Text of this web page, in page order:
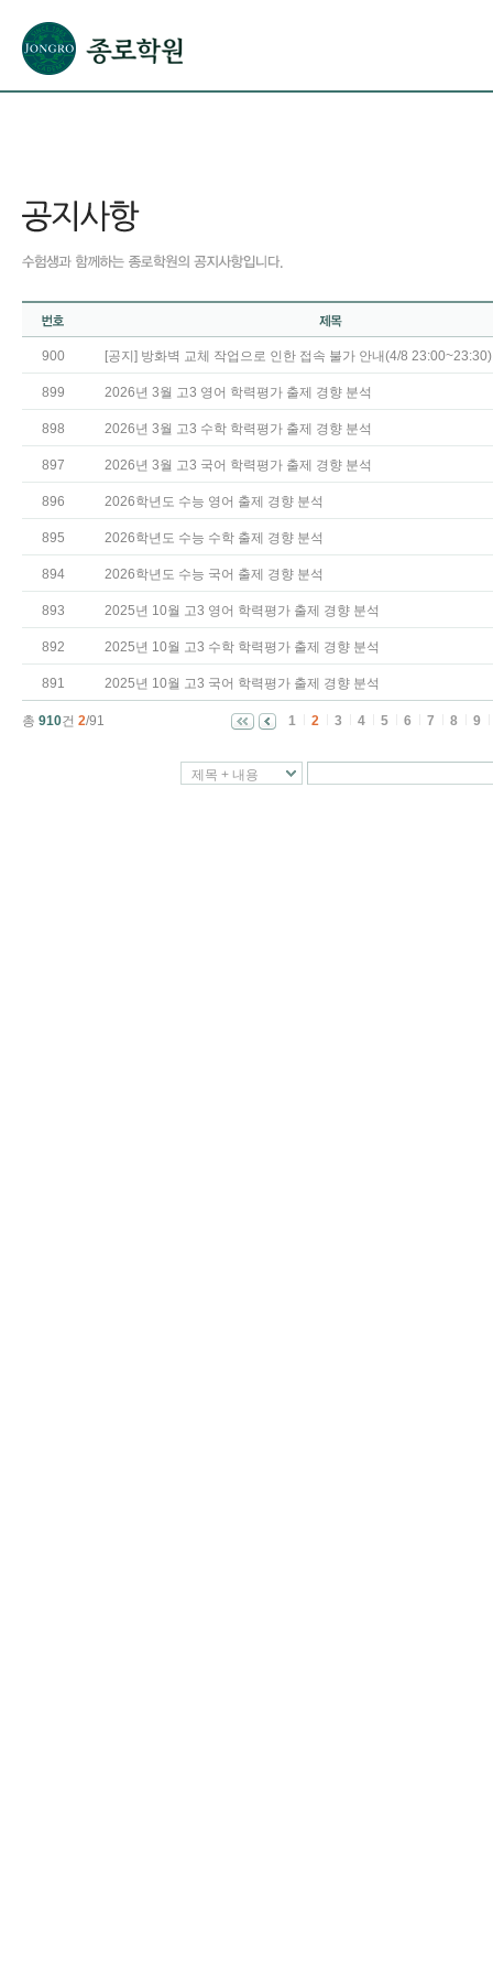
900 [공지] 방화벽 교체 작업으로 인한 접속 불가 안내(4/8 23:00~23:30)
899 2026년 3월 고3 영어 학력평가 출제 경향 분석
898 2026년 3월 고3 수학 학력평가 출제 경향 분석
897 2026년 3월 고3 국어 학력평가 출제 경향 분석
896 2026학년도 수능 영어 출제 경향 분석
895 2026학년도 수능 수학 출제 경향 분석
894 2026학년도 수능 국어 출제 경향 분석
893 2025년 10월 고3 영어 학력평가 출제 경향 분석
892 2025년 10월 고3 수학 학력평가 출제 경향 분석
891 2025년 10월 고3 국어 학력평가 출제 경향 분석
총 910건 2/91 1 2 3 4 5 6 7 8 9
제목 + 내용